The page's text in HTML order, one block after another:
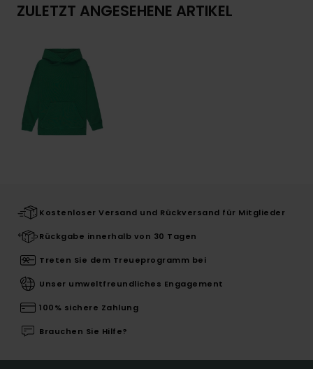
ZULETZT ANGESEHENE ARTIKEL
Kostenloser Versand und Rückversand für Mitglieder
Rückgabe innerhalb von 30 Tagen
Treten Sie dem Treueprogramm bei
Unser umweltfreundliches Engagement
100% sichere Zahlung
Brauchen Sie Hilfe?